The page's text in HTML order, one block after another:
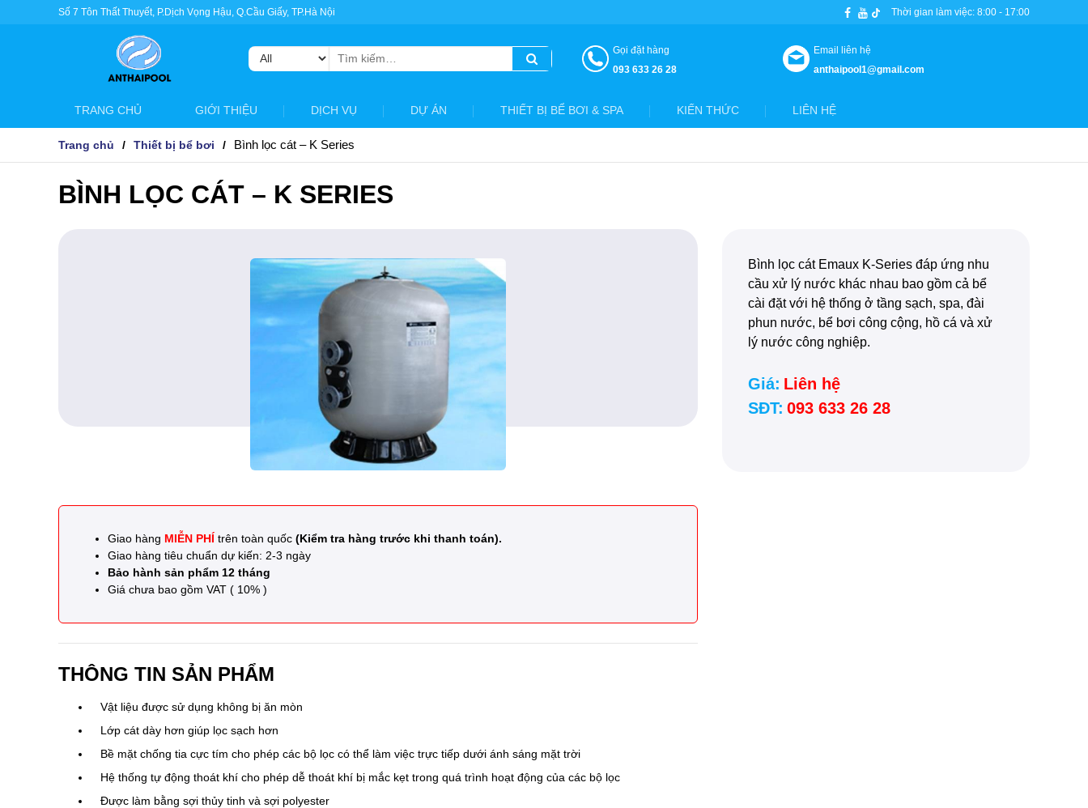
Số 7 Tôn Thất Thuyết, P.Dịch Vọng Hậu, Q.Cầu Giấy, TP.Hà Nội Thời gian làm việc: 8:00 - 17:00
Tìm
kiếm:
Gọi đặt hàng
093 633 26 28
Email liên hệ
anthaipool1@gmail.com
TRANG CHỦ GIỚI THIỆU DỊCH VỤ DỰ ÁN THIẾT BỊ BỂ BƠI & SPA KIẾN THỨC LIÊN HỆ
Trang chủ Thiết bị bể bơi Bình lọc cát – K Series
BÌNH LỌC CÁT – K SERIES
Giao hàng MIỄN PHÍ trên toàn quốc (Kiểm tra hàng trước khi thanh toán).
Giao hàng tiêu chuẩn dự kiến: 2-3 ngày
Bảo hành sản phẩm 12 tháng
Giá chưa bao gồm VAT ( 10% )
THÔNG TIN SẢN PHẨM
Vật liệu được sử dụng không bị ăn mòn
Lớp cát dày hơn giúp lọc sạch hơn
Bề mặt chống tia cực tím cho phép các bộ lọc có thể làm việc trực tiếp dưới ánh sáng mặt trời
Hệ thống tự động thoát khí cho phép dễ thoát khí bị mắc kẹt trong quá trình hoạt động của các bộ lọc
Được làm bằng sợi thủy tinh và sợi polyester
Bình lọc cát Emaux K-Series đáp ứng nhu
cầu xử lý nước khác nhau bao gồm cả bể
cài đặt với hệ thống ở tầng sạch, spa, đài
phun nước, bể bơi công cộng, hồ cá và xử
lý nước công nghiệp.
Giá: Liên hệ
SĐT: 093 633 26 28